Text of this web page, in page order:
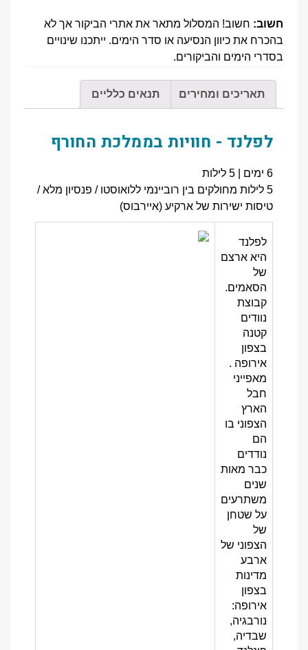
חשוב: חשוב! המסלול מתאר את אתרי הביקור אך לא
בהכרח את כיוון הנסיעה או סדר הימים. ייתכנו שינויים
בסדרי הימים והביקורים.
תאריכים ומחירים תנאים כלליים
לפלנד - חוויות בממלכת החורף
6 ימים | 5 לילות
5 לילות מחולקים בין רוביינמי ללואוסטו / פנסיון מלא /
טיסות ישירות של ארקיע (איירבוס)
לפלנד
היא ארצם
של
הסאמים.
קבוצת
נוודים
קטנה
בצפון
אירופה .
מאפייני
חבל
הארץ
הצפוני בו
הם
נודדים
כבר מאות
שנים
משתרעים
על שטחן
של
הצפוני של
ארבע
מדינות
בצפון
אירופה:
נורבגיה,
שבדיה,